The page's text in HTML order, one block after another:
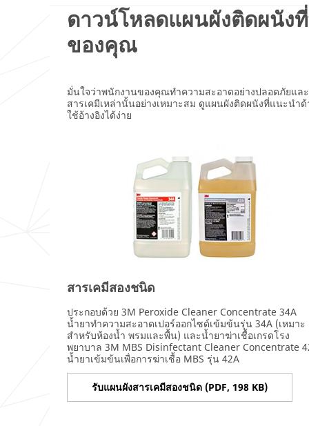
ดาวน์โหลดแผนผังติดผนัง
ของคุณ
มั่นใจว่าพนักงานของคุณทำความสะอาดอย่างปลอดภัยแล
สารเคมีเหล่านั้นอย่างเหมาะสม ดูแผนผังติดผนังที่แนะน
ใช้อ้างอิงได้ง่าย
สารเคมีสองชนิด
ประกอบด้วย 3M Peroxide Cleaner Concentrate 34A
น้ำยาทำความสะอาดเปอร์ออกไซด์เข้มข้นรุ่น 34A (เหมาะ
สำหรับห้องน้ำ พรมและพื้น) และน้ำยาฆ่าเชื้อเกรดโรง
พยาบาล 3M MBS Disinfectant Cleaner Concentrate
น้ำยาเข้มข้นเพื่อการฆ่าเชื้อ MBS รุ่น 42A
รับแผนผังสารเคมีสองชนิด (PDF, 198 KB)